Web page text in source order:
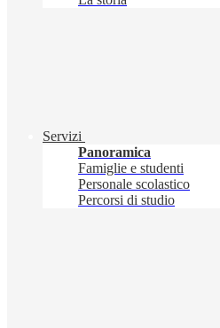
Servizi
Panoramica
Famiglie e studenti
Personale scolastico
Percorsi di studio